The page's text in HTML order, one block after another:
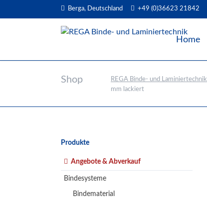
Berga, Deutschland +49 (0)36623 21842
Home
Shop REGA Binde- und Laminiertechnik
mm lackiert
Navigation
Produkte
Angebote & Abverkauf
Bindesysteme
Bindematerial